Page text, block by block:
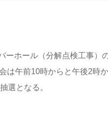
ーホール（分解点検工事）
は午前10時からと午後2時
選となる。